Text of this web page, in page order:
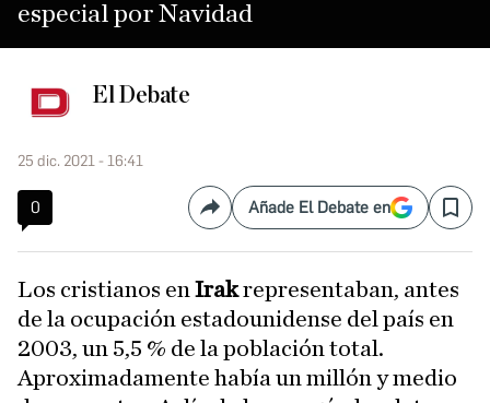
especial por Navidad
El Debate
25 dic. 2021 - 16:41
0 CompartirAñade El Debate en Save
Los cristianos enIrakrepresentaban, antes
de la ocupación estadounidense del país en
2003, un 5,5 % de la población total.
Aproximadamente había un millón y medio